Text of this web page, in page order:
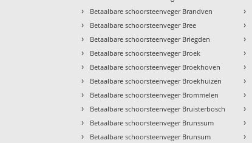
› Betaalbare schoorsteenveger Brandven
› Betaalbare schoorsteenveger Bree
› Betaalbare schoorsteenveger Briegden
› Betaalbare schoorsteenveger Broek
› Betaalbare schoorsteenveger Broekhoven
› Betaalbare schoorsteenveger Broekhuizen
› Betaalbare schoorsteenveger Brommelen
› Betaalbare schoorsteenveger Bruisterbosch
› Betaalbare schoorsteenveger Brunssum
› Betaalbare schoorsteenveger Brunsum
›
›
›
›
›
›
›
›
›
›